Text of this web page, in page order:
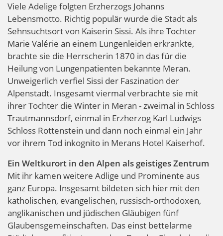
Viele Adelige folgten Erzherzogs Johanns
Lebensmotto. Richtig populär wurde die Stadt als
Sehnsuchtsort von Kaiserin Sissi. Als ihre Tochter
Marie Valérie an einem Lungenleiden erkrankte,
brachte sie die Herrscherin 1870 in das für die
Heilung von Lungenpatienten bekannte Meran.
Unweigerlich verfiel Sissi der Faszination der
Alpenstadt. Insgesamt viermal verbrachte sie mit
ihrer Tochter die Winter in Meran - zweimal in Schloss
Trautmannsdorf, einmal in Erzherzog Karl Ludwigs
Schloss Rottenstein und dann noch einmal ein Jahr
vor ihrem Tod inkognito in Merans Hotel Kaiserhof.
Ein Weltkurort in den Alpen als geistiges Zentrum
Mit ihr kamen weitere Adlige und Prominente aus
ganz Europa. Insgesamt bildeten sich hier mit den
katholischen, evangelischen, russisch-orthodoxen,
anglikanischen und jüdischen Gläubigen fünf
Glaubensgemeinschaften. Das einst bettelarme